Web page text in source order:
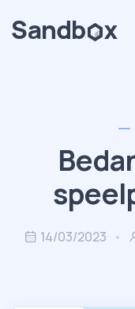
14/03/2023